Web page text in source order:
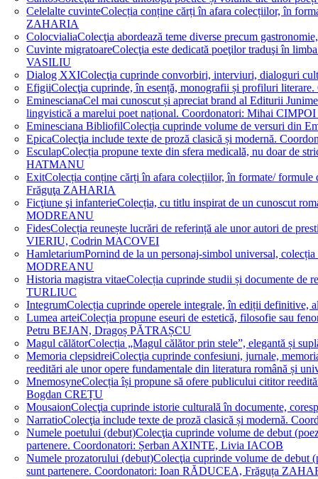
Celelalte cuvinteColecția conține cărți în afara colecțiilor, în
ZAHARIA
ColocvialiaColecţia abordează teme diverse precum
Cuvinte migratoareColecţia este dedicată poeţilor traduşi în
VASILIU
Dialog XXIColecţia cuprinde convorbiri, interviuri, dialoguri
EfigiiColecţia cuprinde, în esență, monografii și profiluri
EminescianaCel mai cunoscut și apreciat brand al Editurii
lingvistică a marelui poet național. Coordonatori: Mihai
Eminesciana BibliofilColecția cuprinde volume de versuri din
EpicaColecţia include texte de proză clasică și modernă.
EsculapColecția propune texte din sfera medicală, nu doar de
HATMANU
ExitColecția conține cărți în afara colecțiilor, în formate/
Frăguţa ZAHARIA
Ficţiune şi infanterieColecția, cu titlu inspirat de un cunoscut
MODREANU
FidesColecția reunește lucrări de referință ale unor autori de
VIERIU, Codrin MACOVEI
HamletariumPornind de la un personaj-simbol universal,
MODREANU
Historia magistra vitaeColecția cuprinde studii și documente
TURLIUC
IntegrumColecția cuprinde operele integrale, în ediții
Lumea arteiColecția propune eseuri de estetică, filosofie sau
Petru BEJAN, Dragoș PĂTRAȘCU
Magul călătorColecția „Magul călător prin stele”, elegantă și
Memoria clepsidreiColecţia cuprinde confesiuni, jurnale,
reeditări ale unor opere fundamentale din literatura română și
MnemosyneColecția își propune să ofere publicului cititor
Bogdan CREȚU
MousaionColecţia cuprinde istorie culturală în documente,
NarratioColecţia include texte de proză clasică și modernă.
Numele poetului (debut)Colecţia cuprinde volume de debut
partenere. Coordonatori: Șerban AXINTE, Livia IACOB
Numele prozatorului (debut)Colecţia cuprinde volume de debut
sunt partenere. Coordonatori: Ioan RĂDUCEA, Frăguța